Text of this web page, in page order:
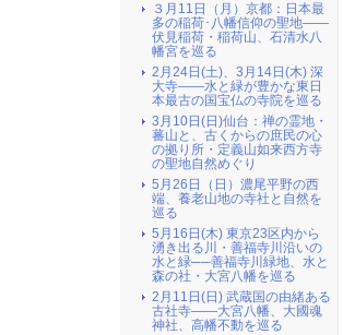
３月11日（月）京都：日本最
多の稲荷･八幡信仰の聖地――
伏見稲荷・稲荷山、石清水八
幡宮を巡る
2月24日(土)、3月14日(木) 深
大寺――水と緑が豊かな東日
本最古の国宝仏の寺院を巡る
3月10日(日)仙台：禅の霊地・
蕃山と、古くからの庶民の心
の拠り所・定義山如来西方寺
の聖地自然めぐり
5月26日（日）濃尾平野の西
端、養老山地の寺社と自然を
巡る
5月16日(木) 東京23区内から
湧き出る川・善福寺川沿いの
水と緑──善福寺川緑地、水と
森の社・大宮八幡を巡る
2月11日(日) 武蔵国の由緒ある
古社寺――大宮八幡、大國魂
神社、高幡不動を巡る